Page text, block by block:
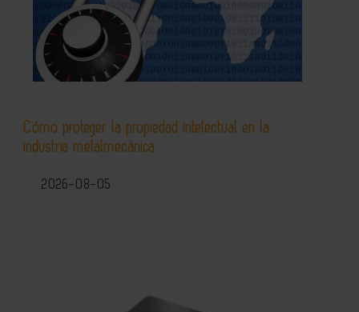
Cómo proteger la propiedad intelectual en la
industria metalmecánica
2026-08-05